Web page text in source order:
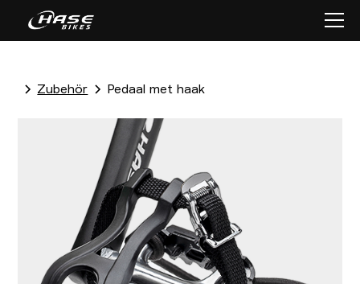
Zubehör Pedaal met haak